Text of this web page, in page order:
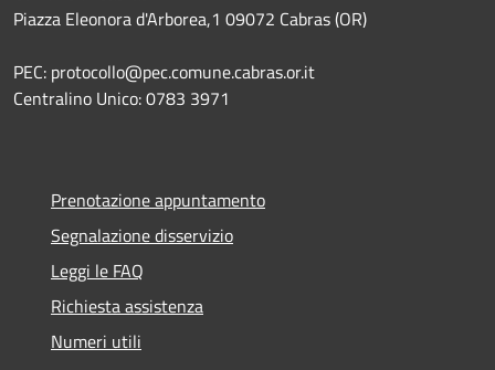
Piazza Eleonora d'Arborea,1 09072 Cabras (OR)
PEC: protocollo@pec.comune.cabras.or.it
Centralino Unico: 0783 3971
Prenotazione appuntamento
Segnalazione disservizio
Leggi le FAQ
Richiesta assistenza
Numeri utili